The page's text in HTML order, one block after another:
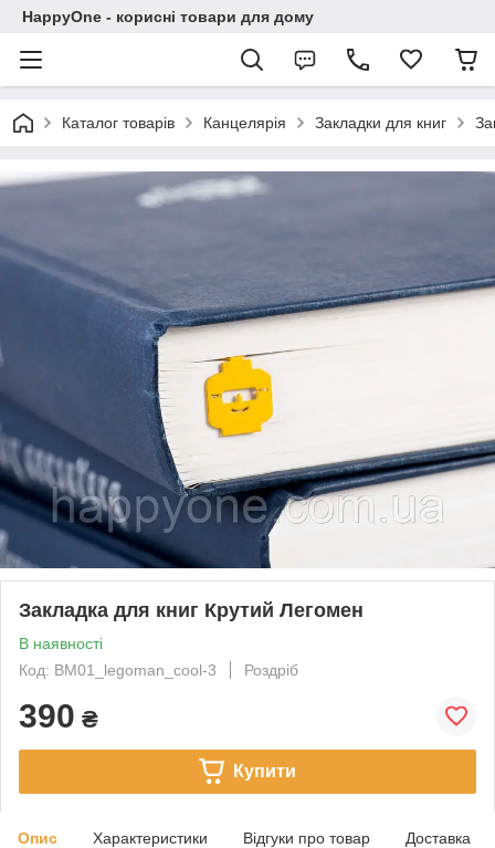
HappyOne - корисні товари для дому
Каталог товарів Канцелярія Закладки для книг
Закладка для книг Крутий Легомен
В наявності
Код: BM01_legoman_cool-3
Роздріб
390 ₴
Купити
Опис Характеристики Відгуки про товар Доставка